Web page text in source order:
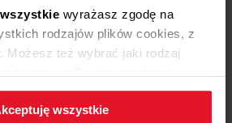
wyrażasz zgodę na
rodzajów plików cookies, z
Możesz też wybrać jaki rodzaj
wszystkie
Program: P06S / S06 /
Ciasta i desery